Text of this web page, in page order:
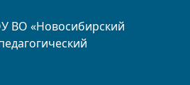
ВО «Новосибирский